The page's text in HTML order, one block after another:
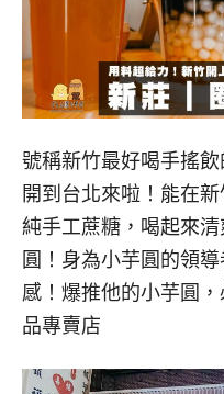
號稱新竹最好喝手搖
開到台北來啦！能在
純手工蔗糖，喝起來
圓！身為小芋圓的領
感！爆推他的小芋圓
品專賣店